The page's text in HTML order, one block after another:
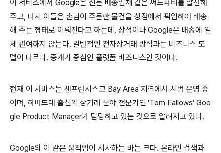
이 서비스에서 Google은 전문 배송업체 같은 써드파티를 알선해
주고, 다시 이들은 손님이 주문한 물건을 상점에서 픽업하여 배송
해 주는 형태로 이뤄진다고 하는데, 상점이나 Google은 배송에 일
체 관여하지 않는다. 일반적인 전자상거래 방식과는 비즈니스 모
델이 다르다. 중개가 중심인 플랫폼 비즈니스인 것이다.
현재 이 서비스는 샌프란시스코 Bay Area 지역에서 시범 운영 중
이며, 하버드대 출신의 상거래 분야 전문가인 'Tom Fallows' Goo
gle Product Manager가 담당하고 있는 것으로 알려지고 있다.
Google의 이 같은 움직임이 시사하는 바는 크다. 온라인 검색과